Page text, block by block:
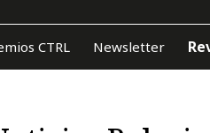
CTRL Newsletter